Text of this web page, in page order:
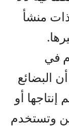
ذات منشأ
في
البضائع
أو
وتستخدم